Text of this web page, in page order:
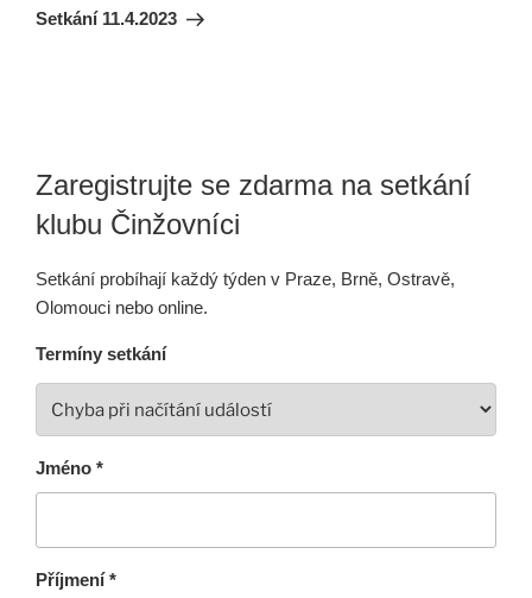
příspěvek
Setkání 11.4.2023
Zaregistrujte se zdarma na setkání
klubu Činžovníci
Setkání probíhají každý týden v Praze, Brně, Ostravě,
Olomouci nebo online.
Termíny setkání
Jméno *
Příjmení *